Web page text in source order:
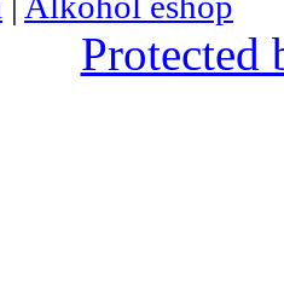
Protected